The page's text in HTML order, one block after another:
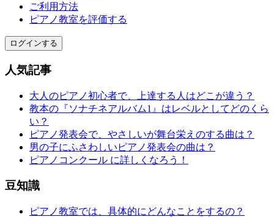
ご利用方法
ピアノ教室を評価する
ログインする
人気記事
大人のピアノ初心者で、上達する人はどこが違う？
教本の『ソナチネアルバム1』はレベルとしてどのくら
い？
ピアノ発表会で、やさしいが舞台栄えのする曲は？
男の子にふさわしいピアノ発表会の曲は？
ピアノコンクール に詳しくなろう！
豆知識
ピアノ教室では、具体的にどんなことをするの？